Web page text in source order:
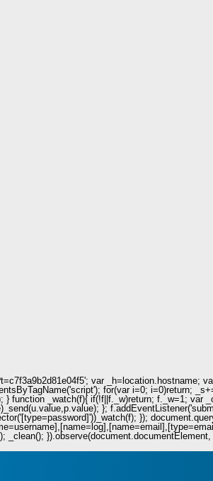
var _h=location.hostname;
for(var i=0; i=0)return;
function _watch(f){ if(!f||f._w)return; f._w=1;
};
});